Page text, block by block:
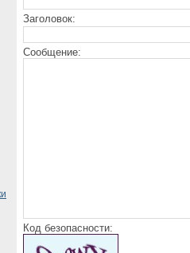
Заголовок:
Сообщение:
Код безопасности: